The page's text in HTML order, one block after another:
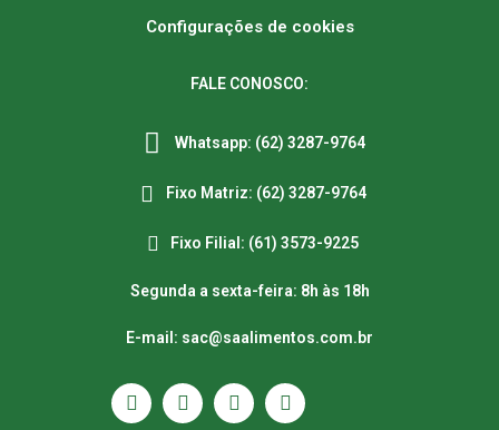
Configurações de cookies
FALE CONOSCO:
Whatsapp: (62) 3287-9764
Fixo Matriz: (62) 3287-9764
Fixo Filial: (61) 3573-9225
Segunda a sexta-feira: 8h às 18h
E-mail: sac@saalimentos.com.br